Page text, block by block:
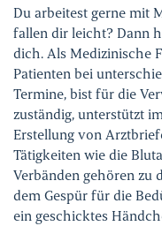
Standorte & Kontakt
Ihre Meinung ist uns
Du arbeitest gerne mit
fallen dir leicht? Dann
dich. Als Medizinische
Patienten bei
Termine, bist für die
zuständig, unterstützt
Erstellung von
Tätigkeiten wie die
Verbänden gehören zu
dem Gespür für die
ein geschicktes